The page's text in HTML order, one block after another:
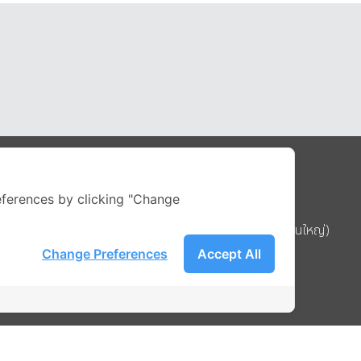
Address
บริษัท อิกไนท์ เอ สตาร์ จำกัด (สำนักงานใหญ่)
ignite สาขา MBK Tower ชั้น 15
ถนนพญาไท แขวงวังใหม่ เขตปทุมวัน
by clicking "Change
Accept All
Change Preferences